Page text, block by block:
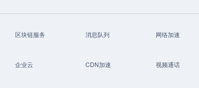
区块链服务 消息队列
网络加速
企业云 CDN加速
视频通话